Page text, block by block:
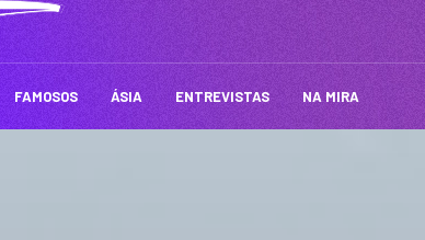
FAMOSOS ÁSIA ENTREVISTAS NA MIRA